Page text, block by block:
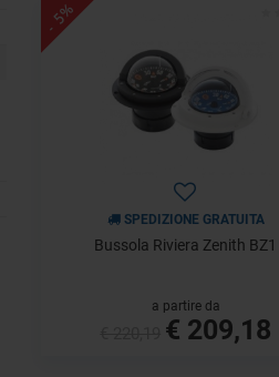
- 5%
SPEDIZIONE GRATUITA
Bussola Riviera Zenith BZ1
a partire da
€ 209,18